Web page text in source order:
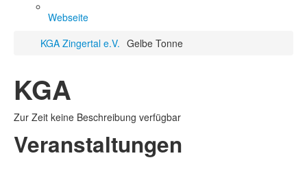
Webseite
KGA Zingertal e.V. Gelbe Tonne
KGA
Zur Zeit keine Beschreibung verfügbar
Veranstaltungen